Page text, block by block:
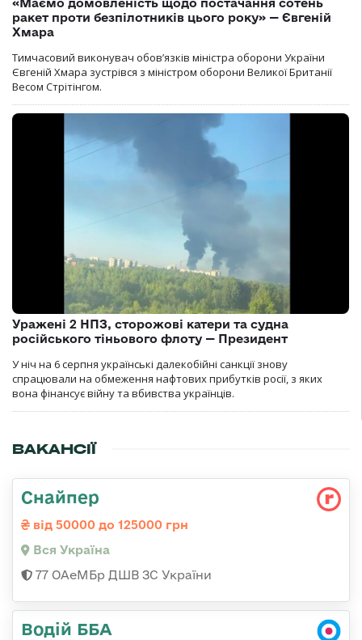
«Маємо домовленість щодо постачання сотень
ракет проти безпілотників цього року» — Євгеній
Хмара
Тимчасовий виконувач обов’язків міністра оборони України
Євгеній Хмара зустрівся з міністром оборони Великої Британії
Весом Стрітінгом.
Уражені 2 НПЗ, сторожові катери та судна
російського тіньового флоту — Президент
У ніч на 6 серпня українські далекобійні санкції знову
спрацювали на обмеження нафтових прибутків росії, з яких
вона фінансує війну та вбивства українців.
ВАКАНСІЇ
Снайпер
від 50000 до 125000 грн
Вся Україна
77 ОАеМБр ДШВ ЗС України
Водій ББА